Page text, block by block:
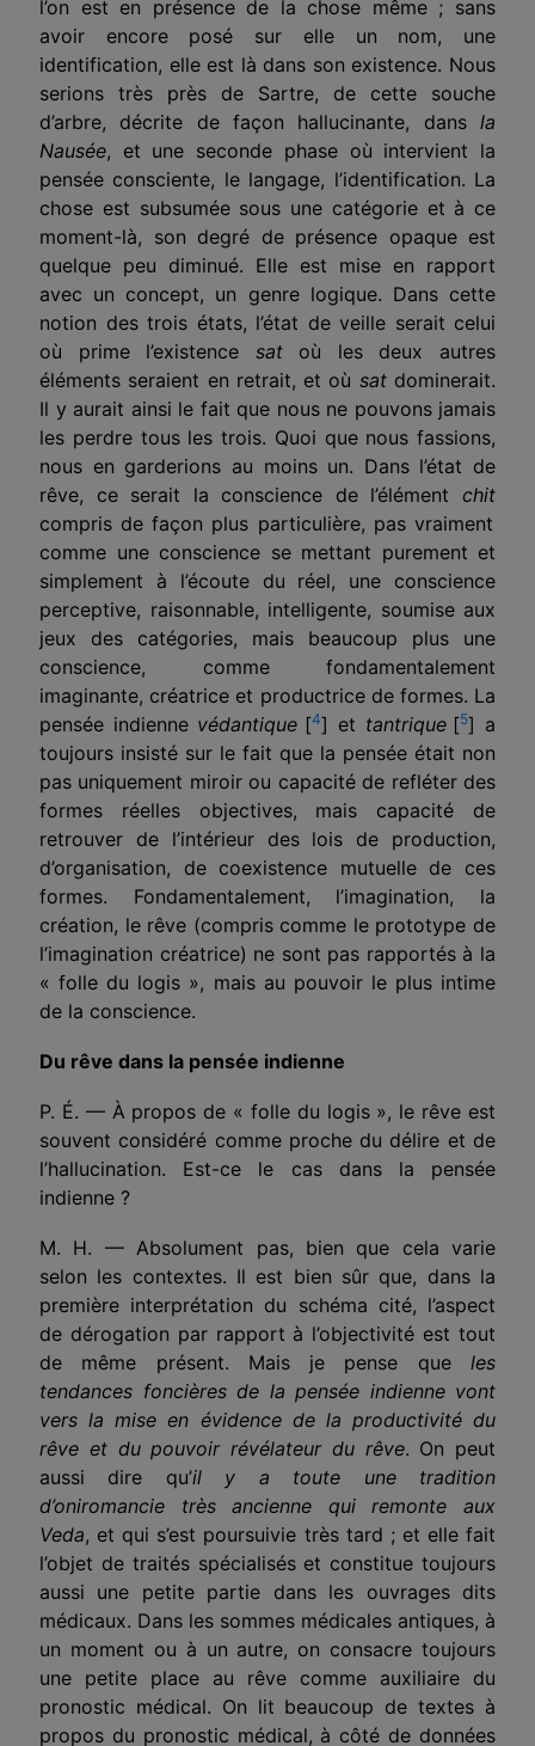
l’on est en présence de la chose même ; sans
avoir encore posé sur elle un nom, une
identification, elle est là dans son existence. Nous
serions très près de Sartre, de cette souche
d’arbre, décrite de façon hallucinante, dans la
Nausée, et une seconde phase où intervient la
pensée consciente, le langage, l’identification. La
chose est subsumée sous une catégorie et à ce
moment-là, son degré de présence opaque est
quelque peu diminué. Elle est mise en rapport
avec un concept, un genre logique. Dans cette
notion des trois états, l’état de veille serait celui
où prime l’existence satoù les deux autres
éléments seraient en retrait, et où satdominerait.
Il y aurait ainsi le fait que nous ne pouvons jamais
les perdre tous les trois. Quoi que nous fassions,
nous en garderions au moins un. Dans l’état de
rêve, ce serait la conscience de l’élément chit
compris de façon plus particulière, pas vraiment
comme une conscience se mettant purement et
simplement à l’écoute du réel, une conscience
perceptive, raisonnable, intelligente, soumise aux
jeux des catégories, mais beaucoup plus une
conscience, comme fondamentalement
imaginante, créatrice et productrice de formes. La
pensée indienne védantique [4] et tantrique [5] a
toujours insisté sur le fait que la pensée était non
pas uniquement miroir ou capacité de refléter des
formes réelles objectives, mais capacité de
retrouver de l’intérieur des lois de production,
d’organisation, de coexistence mutuelle de ces
formes. Fondamentalement, l’imagination, la
création, le rêve (compris comme le prototype de
l’imagination créatrice) ne sont pas rapportés à la
« folle du logis », mais au pouvoir le plus intime
de la conscience.
Du rêve dans la pensée indienne
P. É. — À propos de « folle du logis », le rêve est
souvent considéré comme proche du délire et de
l’hallucination. Est-ce le cas dans la pensée
indienne ?
M. H. — Absolument pas, bien que cela varie
selon les contextes. Il est bien sûr que, dans la
première interprétation du schéma cité, l’aspect
de dérogation par rapport à l’objectivité est tout
de même présent. Mais je pense que les
tendances foncières de la pensée indienne vont
vers la mise en évidence de la productivité du
rêve et du pouvoir révélateur du rêve. On peut
aussi dire qu’il y a toute une tradition
d’oniromancie très ancienne qui remonte aux
Veda, et qui s’est poursuivie très tard ; et elle fait
l’objet de traités spécialisés et constitue toujours
aussi une petite partie dans les ouvrages dits
médicaux. Dans les sommes médicales antiques, à
un moment ou à un autre, on consacre toujours
une petite place au rêve comme auxiliaire du
pronostic médical. On lit beaucoup de textes à
propos du pronostic médical, à côté de données